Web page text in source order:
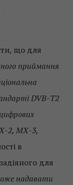
що для
приймання
DVB-Т2
2, МХ-3,
в
для
надавати